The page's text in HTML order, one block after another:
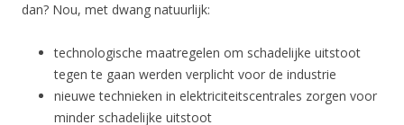
dan? Nou, met dwang natuurlijk:
technologische maatregelen om schadelijke uitstoot
tegen te gaan werden verplicht voor de industrie
nieuwe technieken in elektriciteitscentrales zorgen voor
minder schadelijke uitstoot